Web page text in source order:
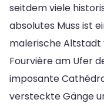
seitdem viele
absolutes Muss ist
malerische Altstadt
Fourvière am Ufer
imposante
versteckte Gänge